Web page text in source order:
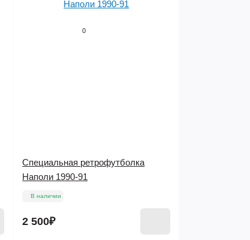
0
Специальная ретрофутболка
Наполи 1990-91
В наличии
2 500₽